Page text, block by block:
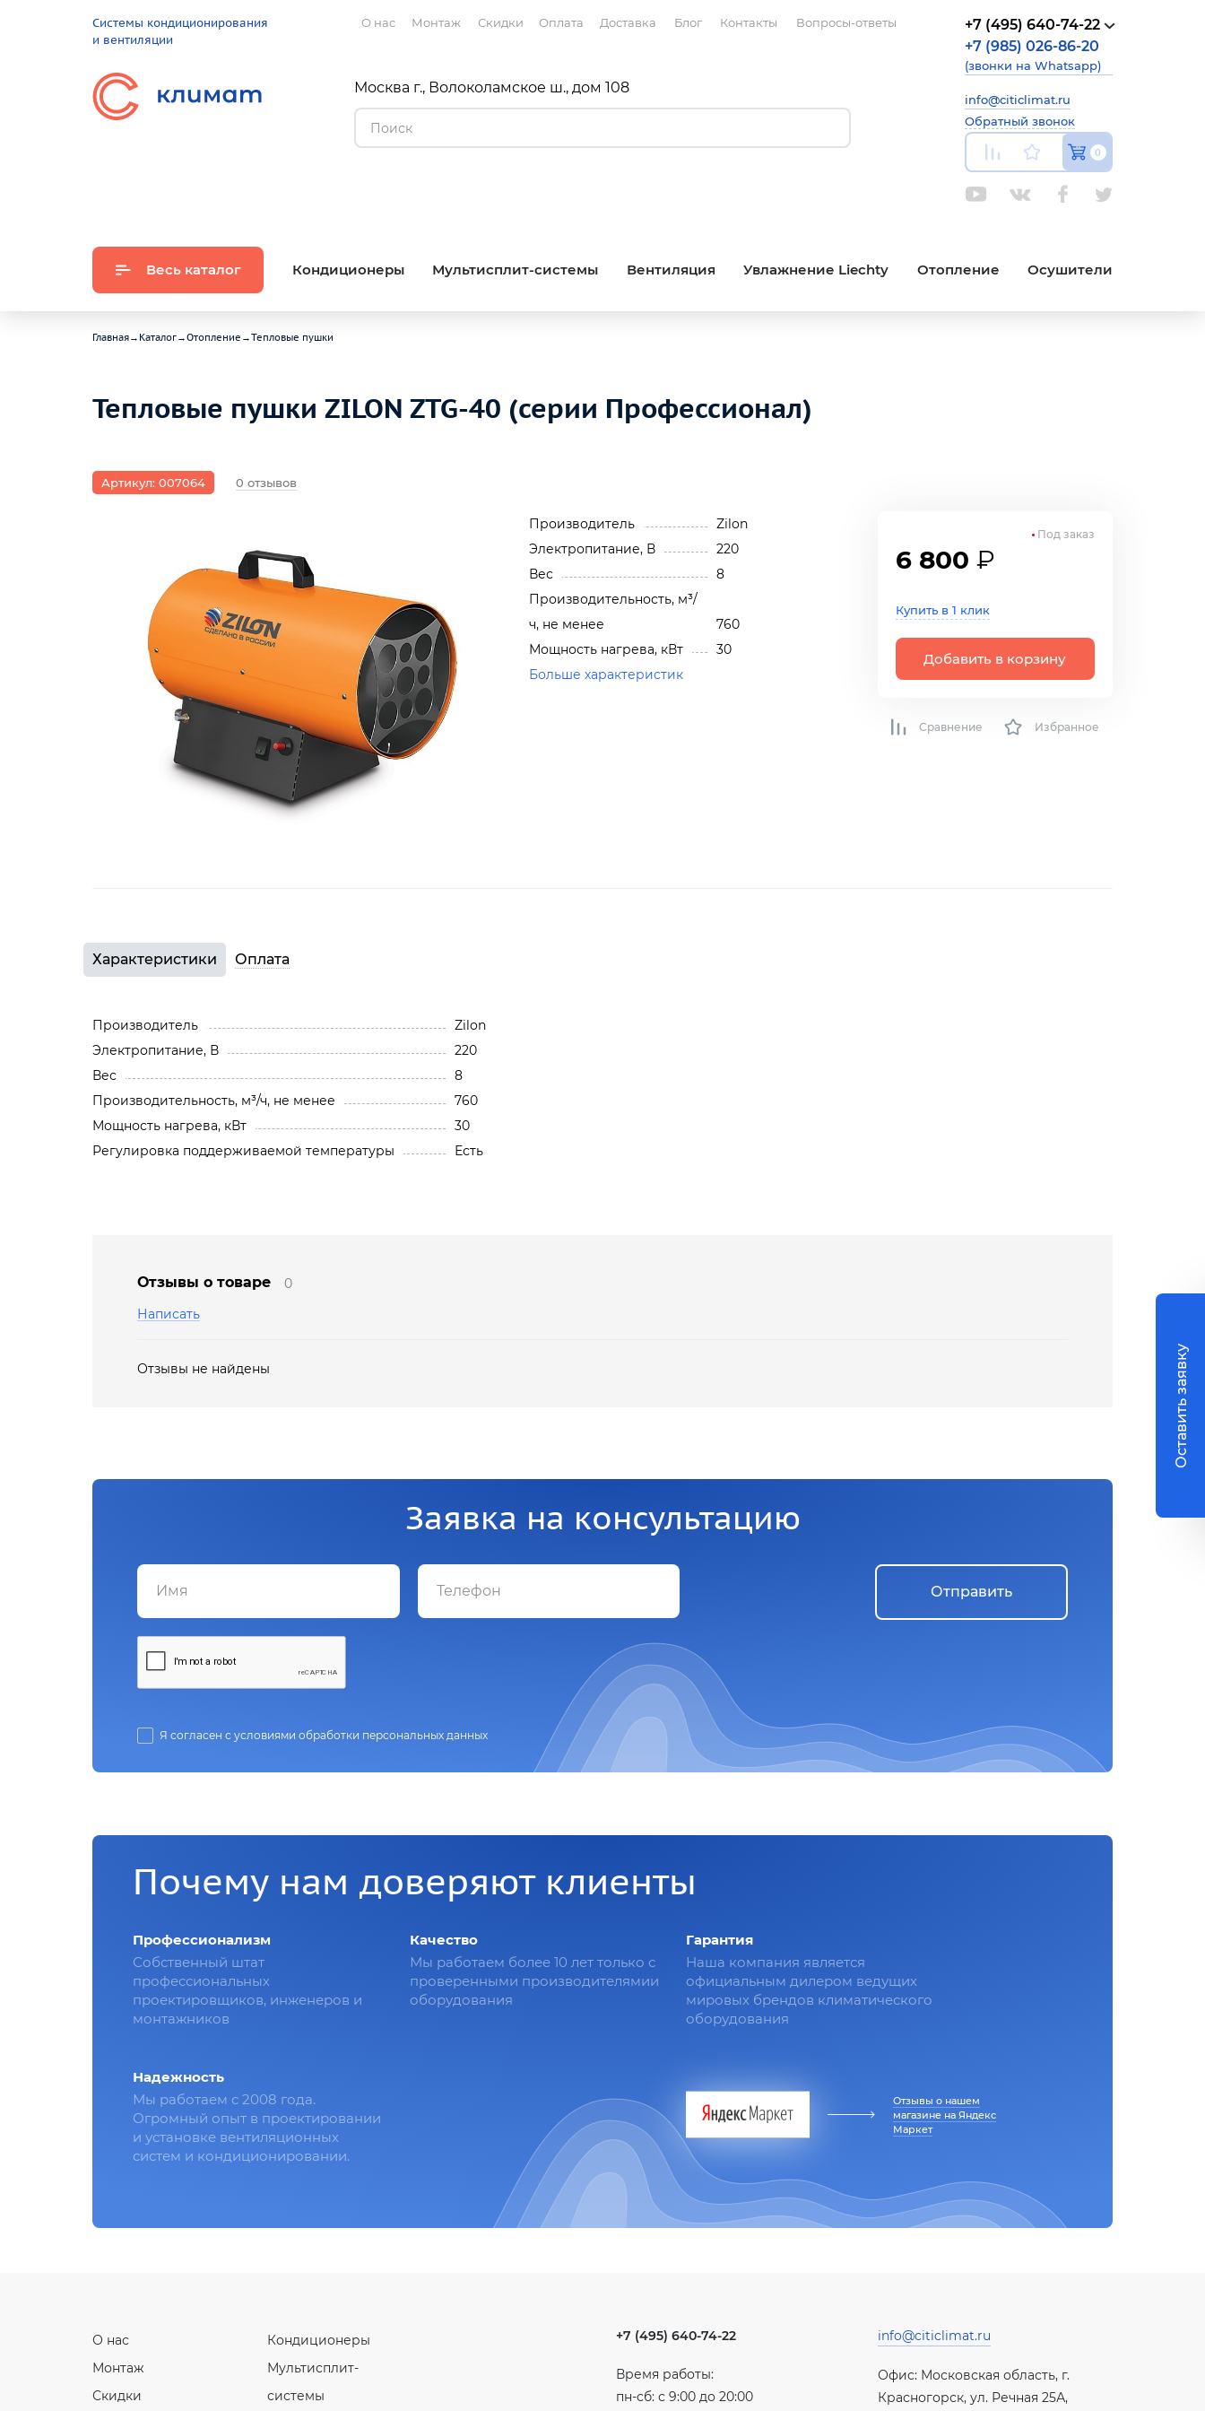
Системы кондиционирования
и вентиляции
О нас Монтаж Скидки Оплата Доставка Блог Контакты Вопросы-ответы
Москва г., Волоколамское ш., дом 108
+7 (495) 640-74-22
+7 (985) 026-86-20
(звонки на Whatsapp)
info@citiclimat.ru
Обратный звонок
0
Весь каталог Кондиционеры Мультисплит-системы Вентиляция Увлажнение Liechty Отопление Осушители
Главная→ Каталог→Отопление →Тепловые пушки
Тепловые пушки ZILON ZTG-40 (серии Профессионал)
Артикул: 007064 0 отзывов
Производитель
Zilon
Электропитание, В
220
Вес
8
Производительность, м³/
ч, не менее
760
Мощность нагрева, кВт
30
Больше характеристик
6 800 ₽
Купить в 1 клик
Добавить в корзину
Под заказ
Сравнение Избранное
Характеристики Оплата
Производитель
Zilon
Электропитание, В
220
Вес
8
Производительность, м³/ч, не менее
760
Мощность нагрева, кВт
30
Регулировка поддерживаемой температуры
Есть
Отзывы о товаре
0
Написать
Отзывы не найдены
Заявка на консультацию
Я согласен с условиями обработки персональных данных
Отправить
Почему нам доверяют клиенты
Профессионализм
Собственный штат
профессиональных
проектировщиков, инженеров и
монтажников
Качество
Мы работаем более 10 лет только с
проверенными производителямии
оборудования
Гарантия
Наша компания является
официальным дилером ведущих
мировых брендов климатического
оборудования
Надежность
Мы работаем с 2008 года.
Огромный опыт в проектировании
и установке вентиляционных
систем и кондиционировании.
Отзывы о нашем
магазине на Яндекс
Маркет
О нас
Монтаж
Скидки
Кондиционеры
Мультисплит-
системы
+7 (495) 640-74-22
Время работы:
пн-сб: с 9:00 до 20:00
info@citiclimat.ru
Офис: Московская область, г.
Красногорск, ул. Речная 25А,
Оставить заявку